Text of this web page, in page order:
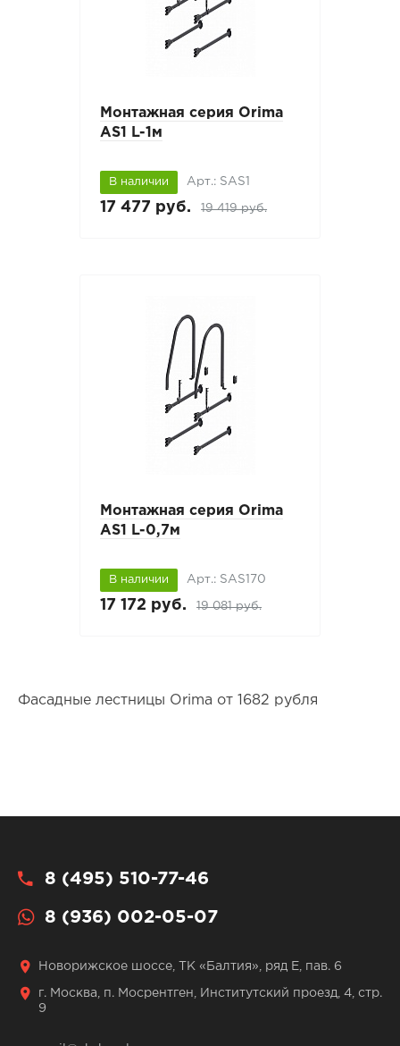
Монтажная серия Orima
AS1 L-1м
В наличии Арт.: SAS1
17 477 руб. 19 419 руб.
Монтажная серия Orima
AS1 L-0,7м
В наличии Арт.: SAS170
17 172 руб. 19 081 руб.
Фасадные лестницы Orima от 1682 рубля
8 (495) 510-77-46
8 (936) 002-05-07
Новорижское шоссе, ТК «Балтия», ряд Е, пав. 6
г. Москва, п. Мосрентген, Институтский проезд, 4, стр.
9